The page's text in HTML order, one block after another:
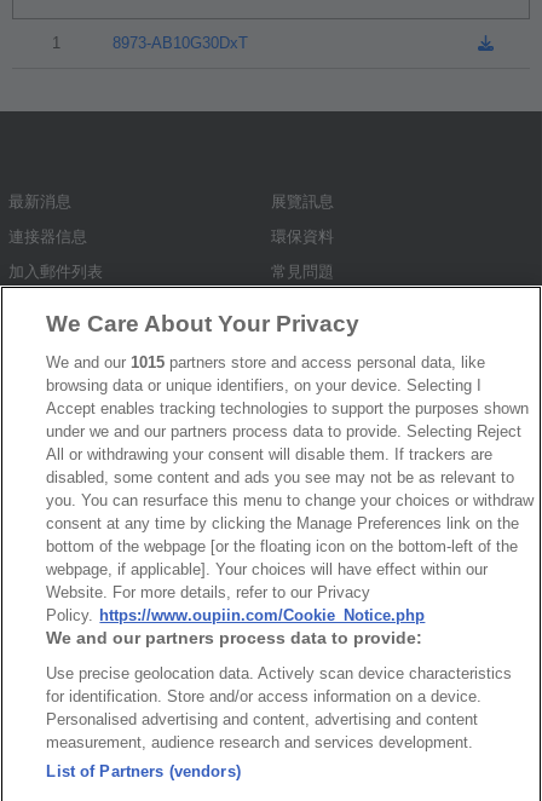
1 8973-AB10G30DxT
最新消息
展覽訊息
連接器信息
環保資料
加入郵件列表
常見問題
請勿出售或分享我的個人信息
弘振企業股份有限公司 © 2024 All Rights Reserved.
Design by TNN
台灣總公司
弘振企業股份有限公司
地址 : 334031 桃園市八德區和成路20號
聯絡電話︰+886-3-3655030, 3655156
公司傳真︰+886-3-3684728, 3687300
sales@oupiin.com.tw
We Care About Your Privacy
We and our1015 partners store and access personal data, like
browsing data or unique identifiers, on your device. Selecting I
Accept enables tracking technologies to support the purposes shown
under we and our partners process data to provide. Selecting Reject
All or withdrawing your consent will disable them. If trackers are
disabled, some content and ads you see may not be as relevant to
you. You can resurface this menu to change your choices or withdraw
consent at any time by clicking the Manage Preferences link on the
bottom of the webpage [or the floating icon on the bottom-left of the
webpage, if applicable]. Your choices will have effect within our
Website. For more details, refer to our Privacy
Policy. https://www.oupiin.com/Cookie_Notice.php
We and our partners process data to provide:
Use precise geolocation data. Actively scan device characteristics
for identification. Store and/or access information on a device.
Personalised advertising and content, advertising and content
measurement, audience research and services development.
List of Partners (vendors)